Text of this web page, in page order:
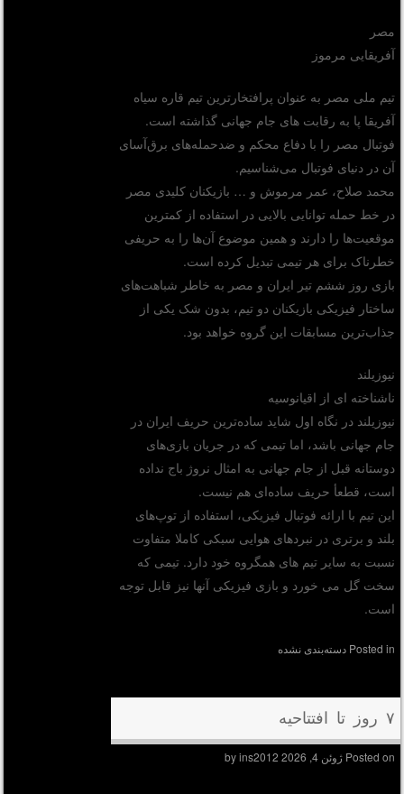
مصر
آفریقایی مرموز
تیم ملی مصر به عنوان پرافتخارترین تیم قاره سیاه
آفریقا پا به رقابت های جام جهانی گذاشته است.
فوتبال مصر را با دفاع محکم و ضدحمله‌های برق‌آسای
آن در دنیای فوتبال می‌شناسیم.
محمد صلاح، عمر مرموش و … بازیکنان کلیدی مصر
در خط حمله توانایی بالایی در استفاده از کمترین
موقعیت‌ها را دارند و همین موضوع آن‌ها را به حریفی
خطرناک برای هر تیمی تبدیل کرده است.
بازی روز ششم تیر ایران و مصر به خاطر شباهت‌های
ساختار فیزیکی بازیکنان دو تیم، بدون شک یکی از
جذاب‌ترین مسابقات این گروه خواهد بود.
نیوزیلند
ناشناخته ای از اقیانوسیه
نیوزیلند در نگاه اول شاید ساده‌ترین حریف ایران در
جام جهانی باشد، اما تیمی که در جریان بازی‌های
دوستانه قبل از جام جهانی به امثال نروژ باج نداده
است، قطعأ حریف ساده‌ای هم نیست.
این تیم با ارائه فوتبال فیزیکی، استفاده از توپ‌های
بلند و برتری در نبردهای هوایی سبکی کاملا متفاوت
نسبت به سایر تیم های همگروه‌ خود دارد. تیمی که
سخت گل می خورد و بازی فیزیکی آنها نیز قابل توجه
است.
Posted inدسته‌بندی نشده
۷ روز تا افتتاحیه
Posted onژوئن 4, 2026 by
ins2012